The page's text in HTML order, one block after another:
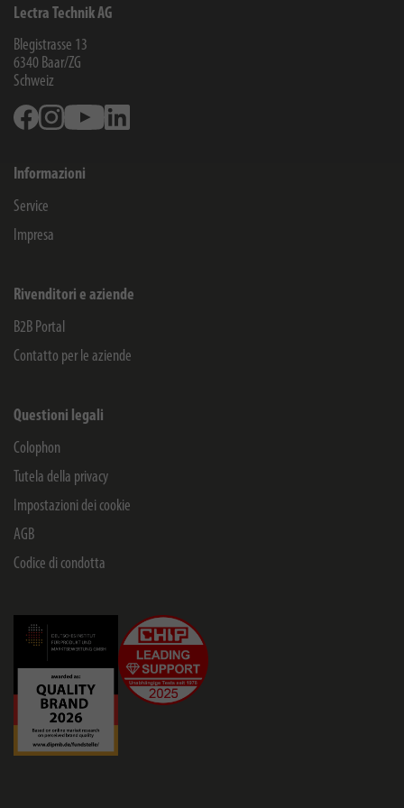
Lectra Technik AG
Blegistrasse 13
6340 Baar/ZG
Schweiz
FacebookInstagramYoutube
Informazioni
Service
Impresa
Rivenditori e aziende
B2B Portal
Contatto per le aziende
Questioni legali
Colophon
Tutela della privacy
Impostazioni dei cookie
AGB
Codice di condotta